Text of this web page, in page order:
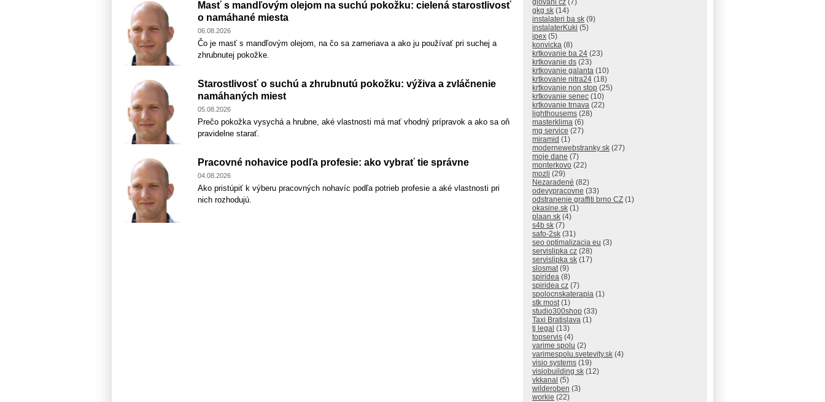
Masť s mandľovým olejom na suchú pokožku: cielená starostlivosť
o namáhané miesta
06.08.2026
Čo je masť s mandľovým olejom, na čo sa zameriava a ako ju používať pri suchej a
zhrubnutej pokožke.
Starostlivosť o suchú a zhrubnutú pokožku: výživa a zvláčnenie
namáhaných miest
05.08.2026
Prečo pokožka vysychá a hrubne, aké vlastnosti má mať vhodný prípravok a ako sa oň
pravidelne starať.
Pracovné nohavice podľa profesie: ako vybrať tie správne
04.08.2026
Ako pristúpiť k výberu pracovných nohavíc podľa potrieb profesie a aké vlastnosti pri
nich rozhodujú.
giovani cz (7)
gkg sk (14)
instalateri ba sk (9)
instalaterKuki (5)
ipex (5)
konvicka (8)
krtkovanie ba 24 (23)
krtkovanie ds (23)
krtkovanie galanta (10)
krtkovanie nitra24 (18)
krtkovanie non stop (25)
krtkovanie senec (10)
krtkovanie trnava (22)
lighthousems (28)
masterklima (6)
mg service (27)
miramid (1)
modernewebstranky sk (27)
moje dane (7)
monterkovo (22)
mozli (29)
Nezaradené (82)
odevypracovne (33)
odstranenie graffiti brno CZ (1)
okasine.sk (1)
plaan.sk (4)
s4b sk (7)
safo-2sk (31)
seo optimalizacia eu (3)
servislipka cz (28)
servislipka sk (17)
slosmat(9)
spiridea (8)
spiridea cz (7)
spolocnskaterapia (1)
stk most(1)
studio300shop (33)
Taxi Bratislava (1)
tj legal (13)
topservis (4)
varime spolu (2)
varimespolu.svetevity.sk (4)
visio systems (19)
visiobuilding sk (12)
vkkanal (5)
wilderoben (3)
workie (22)